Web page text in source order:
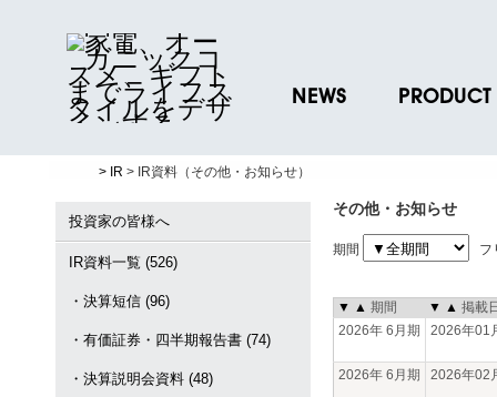
NEWS
プレスリリース
PRODUCT
ノベルティグッ
お取引先様 会員
> IR > IR資料（その他・お知らせ）
投資家の皆様へ
IR資料一覧 (526)
・決算短信 (96)
・有価証券・四半期報告書 (74)
・決算説明会資料 (48)
その他・お知らせ
期間 フ
▼ ▲ 期間 ▼ ▲ 掲載
2026年 6月期
2026年01
2026年 6月期 2026年02